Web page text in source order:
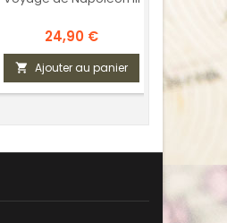
Prix
24,90 €
 Ajouter au panier 